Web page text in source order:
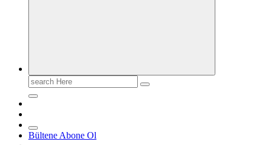
Search
for:
Bültene Abone Ol